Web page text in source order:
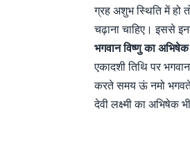
ग्रह अशुभ स्थिति में हो
चढ़ाना चाहिए। इससे
भगवान विष्णु का
एकादशी तिथि पर
करते समय ऊं नमो
देवी लक्ष्मी का अभिषेक